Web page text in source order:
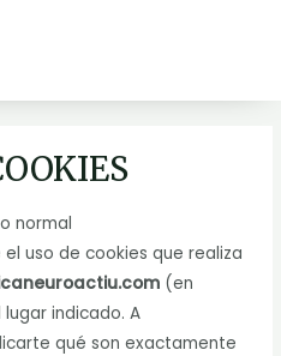
uso de cookies que realiza
(en
indicado. A
qué son exactamente